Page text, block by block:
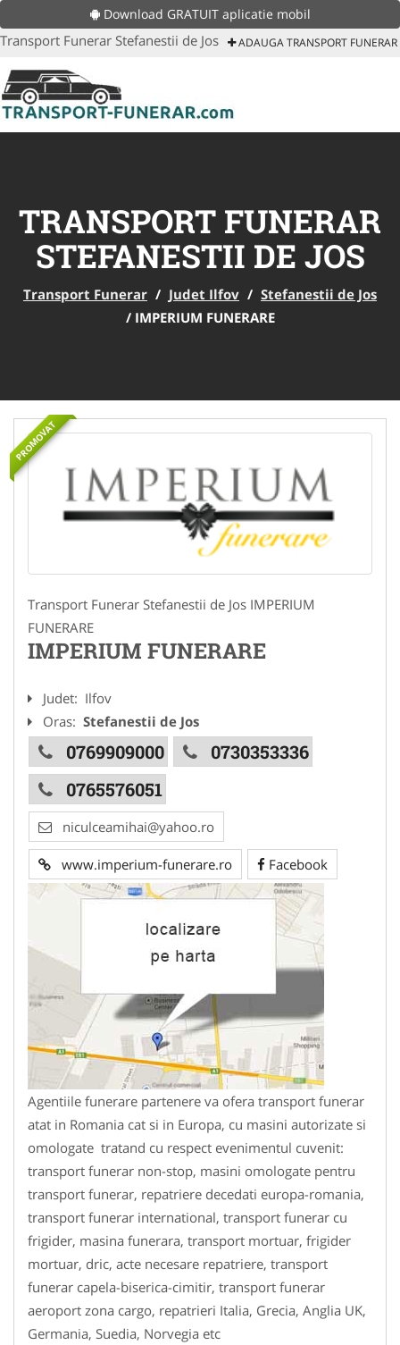
Download GRATUIT aplicatie mobil
Transport Funerar Stefanestii de Jos ADAUGA TRANSPORT FUNERAR
TRANSPORT FUNERAR
STEFANESTII DE JOS
Transport Funerar / Judet Ilfov / Stefanestii de Jos
/ IMPERIUM FUNERARE
PROMOVAT
Transport Funerar Stefanestii de Jos IMPERIUM
FUNERARE
IMPERIUM FUNERARE
Judet: Ilfov
Oras: Stefanestii de Jos
0769909000
0730353336
0765576051
niculceamihai@yahoo.ro
www.imperium-funerare.ro Facebook
Agentiile funerare partenere va ofera transport funerar
atat in Romania cat si in Europa, cu masini autorizate si
omologate tratand cu respect evenimentul cuvenit:
transport funerar non-stop, masini omologate pentru
transport funerar, repatriere decedati europa-romania,
transport funerar international, transport funerar cu
frigider, masina funerara, transport mortuar, frigider
mortuar, dric, acte necesare repatriere, transport
funerar capela-biserica-cimitir, transport funerar
aeroport zona cargo, repatrieri Italia, Grecia, Anglia UK,
Germania, Suedia, Norvegia etc